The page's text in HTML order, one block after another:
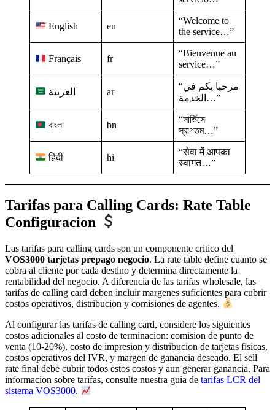
English en
“Welcome to
the service…”
Français fr
“Bienvenue au
service…”
العربية ar
“مرحبا بكم في
الخدمة…”
বাংলা bn
“সার্ভিসে
স্বাগতম…”
हिंदी hi
“सेवा में आपका
स्वागत…”
Tarifas para Calling Cards: Rate Table
Configuracion
Las tarifas para calling cards son un componente critico del
VOS3000 tarjetas prepago negocio. La rate table define cuanto se
cobra al cliente por cada destino y determina directamente la
rentabilidad del negocio. A diferencia de las tarifas wholesale, las
tarifas de calling card deben incluir margenes suficientes para cubrir
costos operativos, distribucion y comisiones de agentes.
Al configurar las tarifas de calling card, considere los siguientes
costos adicionales al costo de terminacion: comision de punto de
venta (10-20%), costo de impresion y distribucion de tarjetas fisicas,
costos operativos del IVR, y margen de ganancia deseado. El sell
rate final debe cubrir todos estos costos y aun generar ganancia. Para
informacion sobre tarifas, consulte nuestra guia de tarifas LCR del
sistema VOS3000.